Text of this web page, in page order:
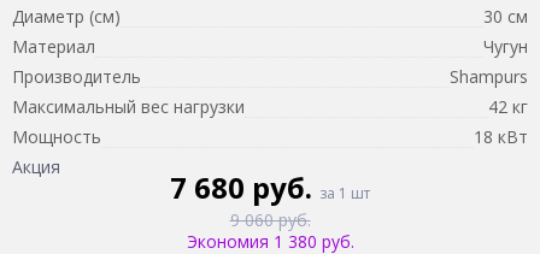
Диаметр (см)
30 см
Материал
Чугун
Производитель
Shampurs
Максимальный вес нагрузки
42 кг
Мощность
18 кВт
Акция
7 680 руб. за 1 шт
9 060 руб.
Экономия 1 380 руб.